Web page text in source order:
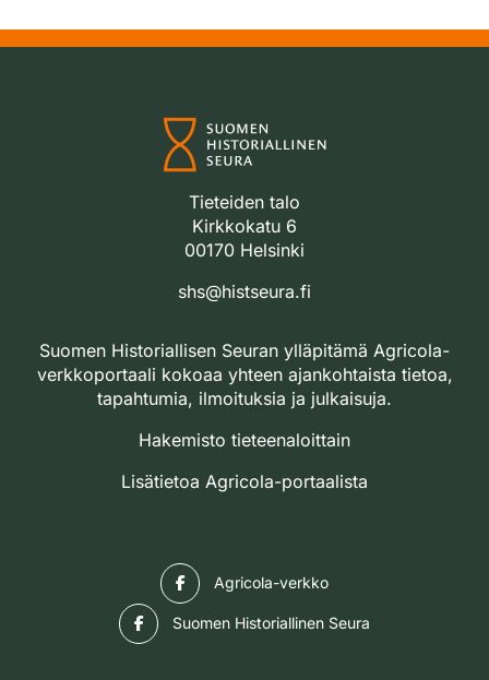
Tieteiden talo
Kirkkokatu 6
00170 Helsinki
shs@histseura.fi
Suomen Historiallisen Seuran ylläpitämä Agricola-
verkkoportaali kokoaa yhteen ajankohtaista tietoa,
tapahtumia, ilmoituksia ja julkaisuja.
Hakemisto tieteenaloittain
Lisätietoa Agricola-portaalista
Agricola-verkko
Suomen Historiallinen Seura